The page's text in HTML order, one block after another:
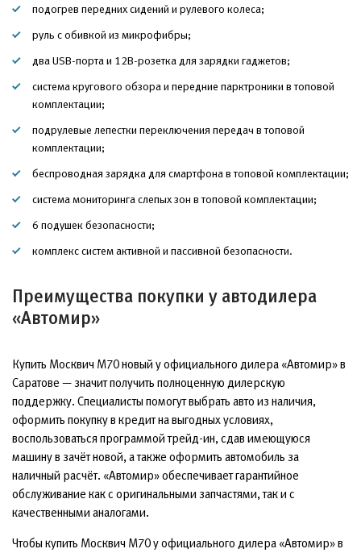
подогрев передних сидений и рулевого колеса;
руль с обивкой из микрофибры;
два USB-порта и 12В-розетка для зарядки гаджетов;
система кругового обзора и передние парктроники в топовой
комплектации;
подрулевые лепестки переключения передач в топовой
комплектации;
беспроводная зарядка для смартфона в топовой комплектации;
система мониторинга слепых зон в топовой комплектации;
6 подушек безопасности;
комплекс систем активной и пассивной безопасности.
Преимущества покупки у автодилера
«Автомир»
Купить Москвич М70 новый у официального дилера «Автомир» в
Саратове — значит получить полноценную дилерскую
поддержку. Специалисты помогут выбрать авто из наличия,
оформить покупку в кредит на выгодных условиях,
воспользоваться программой трейд-ин, сдав имеющуюся
машину в зачёт новой, а также оформить автомобиль за
наличный расчёт. «Автомир» обеспечивает гарантийное
обслуживание как с оригинальными запчастями, так и с
качественными аналогами.
Чтобы купить Москвич М70 у официального дилера «Автомир» в